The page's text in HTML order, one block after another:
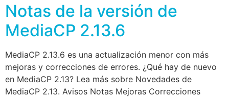
Notas de la versión de
MediaCP 2.13.6
MediaCP 2.13.6 es una actualización menor con más
mejoras y correcciones de errores. ¿Qué hay de nuevo
en MediaCP 2.13? Lea más sobre Novedades de
MediaCP 2.13. Avisos Notas Mejoras Correcciones